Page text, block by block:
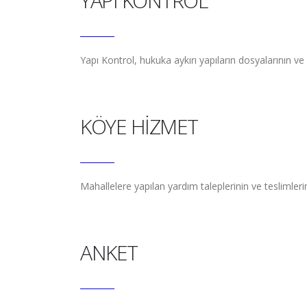
Yapı Kontrol, hukuka aykırı yapıların dosyalarının
KÖYE HİZMET
Mahallelere yapılan yardım taleplerinin ve
ANKET